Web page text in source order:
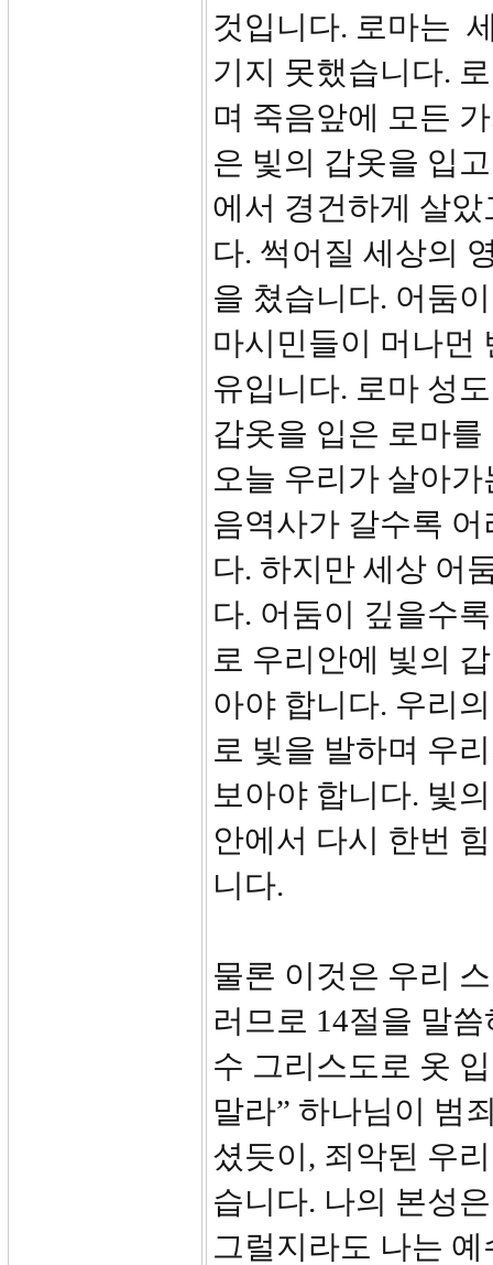
것입니다. 로마는
기지 못했습니다.
며 죽음앞에 모든
은 빛의 갑옷을 입
에서 경건하게 살
다. 썩어질 세상의
을 쳤습니다. 어둠
마시민들이 머나먼
유입니다. 로마 성
갑옷을 입은 로마
오늘 우리가 살아
음역사가 갈수록
다. 하지만 세상 어
다. 어둠이 깊을수
로 우리안에 빛의
아야 합니다. 우리
로 빛을 발하며 우
보아야 합니다. 빛
안에서 다시 한번
니다.
물론 이것은 우리
러므로 14절을 말
수 그리스도로 옷
말라” 하나님이 범
셨듯이, 죄악된 우
습니다. 나의 본성
그럴지라도 나는